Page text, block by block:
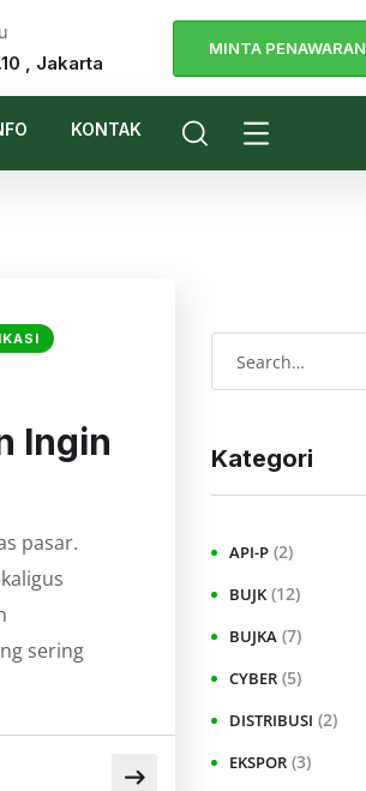
, Jakarta
MINTA PENAWARAN
KONTAK
Ingin
pasar.
sering
Kategori
API-P (2)
BUJK (12)
BUJKA (7)
CYBER (5)
DISTRIBUSI (2)
EKSPOR (3)